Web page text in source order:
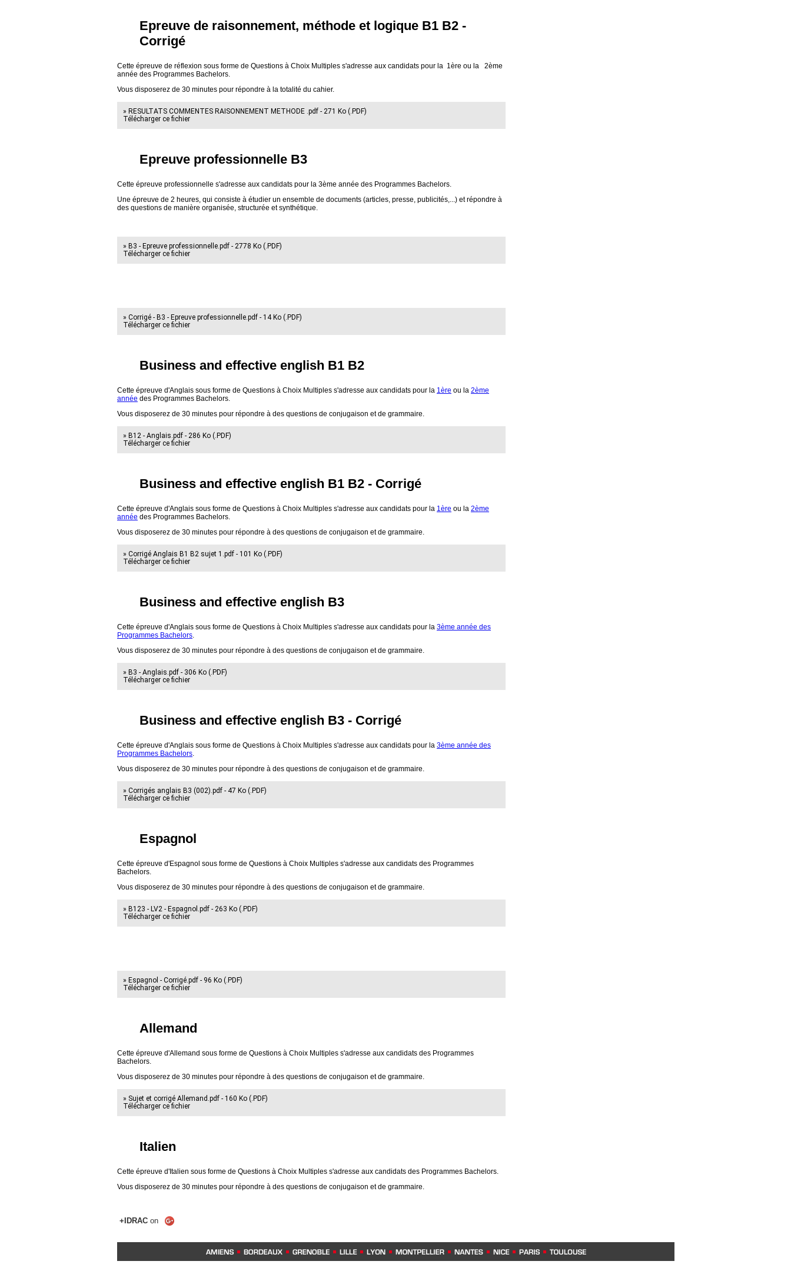
Epreuve de raisonnement, méthode et logique B1 B2 -
Corrigé
Cette épreuve de réflexion sous forme de Questions à Choix Multiples s'adresse aux candidats pour la 1ère ou la 2ème
année des Programmes Bachelors.
Vous disposerez de 30 minutes pour répondre à la totalité du cahier.
» RESULTATS COMMENTES RAISONNEMENT METHODE .pdf - 271 Ko (.PDF)
Télécharger ce fichier
Epreuve professionnelle B3
Cette épreuve professionnelle s'adresse aux candidats pour la 3ème année des Programmes Bachelors.
Une épreuve de 2 heures, qui consiste à étudier un ensemble de documents (articles, presse, publicités,...) et répondre à
des questions de manière organisée, structurée et synthétique.
» B3 - Epreuve professionnelle.pdf - 2778 Ko (.PDF)
Télécharger ce fichier
» Corrigé - B3 - Epreuve professionnelle.pdf - 14 Ko (.PDF)
Télécharger ce fichier
Business and effective english B1 B2
Cette épreuve d'Anglais sous forme de Questions à Choix Multiples s'adresse aux candidats pour la 1ère ou la 2ème
année des Programmes Bachelors.
Vous disposerez de 30 minutes pour répondre à des questions de conjugaison et de grammaire.
» B12 - Anglais.pdf - 286 Ko (.PDF)
Télécharger ce fichier
Business and effective english B1 B2 - Corrigé
Cette épreuve d'Anglais sous forme de Questions à Choix Multiples s'adresse aux candidats pour la 1ère ou la 2ème
année des Programmes Bachelors.
Vous disposerez de 30 minutes pour répondre à des questions de conjugaison et de grammaire.
» Corrigé Anglais B1 B2 sujet 1.pdf - 101 Ko (.PDF)
Télécharger ce fichier
Business and effective english B3
Cette épreuve d'Anglais sous forme de Questions à Choix Multiples s'adresse aux candidats pour la 3ème année des
Programmes Bachelors.
Vous disposerez de 30 minutes pour répondre à des questions de conjugaison et de grammaire.
» B3 - Anglais.pdf - 306 Ko (.PDF)
Télécharger ce fichier
Business and effective english B3 - Corrigé
Cette épreuve d'Anglais sous forme de Questions à Choix Multiples s'adresse aux candidats pour la 3ème année des
Programmes Bachelors.
Vous disposerez de 30 minutes pour répondre à des questions de conjugaison et de grammaire.
» Corrigés anglais B3 (002).pdf - 47 Ko (.PDF)
Télécharger ce fichier
Espagnol
Cette épreuve d'Espagnol sous forme de Questions à Choix Multiples s'adresse aux candidats des Programmes
Bachelors.
Vous disposerez de 30 minutes pour répondre à des questions de conjugaison et de grammaire.
» B123 - LV2 - Espagnol.pdf - 263 Ko (.PDF)
Télécharger ce fichier
» Espagnol - Corrigé.pdf - 96 Ko (.PDF)
Télécharger ce fichier
Allemand
Cette épreuve d'Allemand sous forme de Questions à Choix Multiples s'adresse aux candidats des Programmes
Bachelors.
Vous disposerez de 30 minutes pour répondre à des questions de conjugaison et de grammaire.
» Sujet et corrigé Allemand.pdf - 160 Ko (.PDF)
Télécharger ce fichier
Italien
Cette épreuve d'Italien sous forme de Questions à Choix Multiples s'adresse aux candidats des Programmes Bachelors.
Vous disposerez de 30 minutes pour répondre à des questions de conjugaison et de grammaire.
+IDRAC on